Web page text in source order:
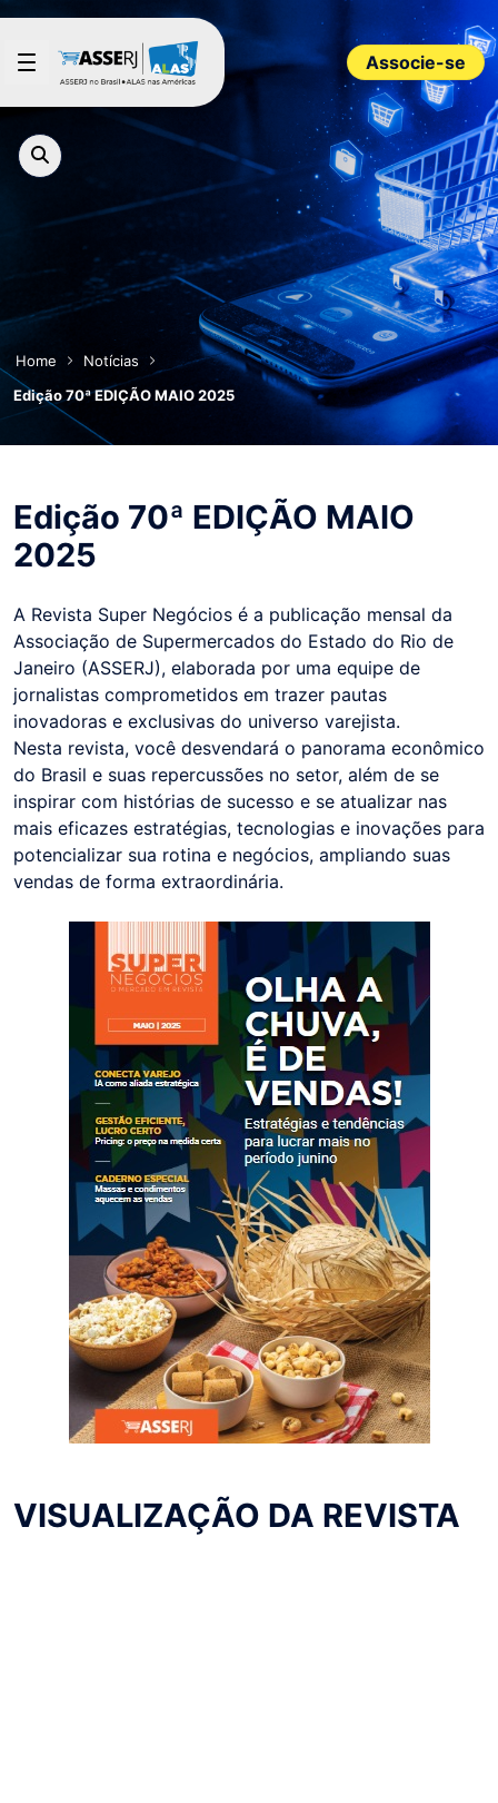
Pular para o Conteúdo principal
Associe-se
Home
Notícias
Edição 70ª EDIÇÃO MAIO 2025
Edição 70ª EDIÇÃO MAIO
2025
A Revista Super Negócios é a publicação mensal da
Associação de Supermercados do Estado do Rio de
Janeiro (ASSERJ), elaborada por uma equipe de
jornalistas comprometidos em trazer pautas
inovadoras e exclusivas do universo varejista.
Nesta revista, você desvendará o panorama econômico
do Brasil e suas repercussões no setor, além de se
inspirar com histórias de sucesso e se atualizar nas
mais eficazes estratégias, tecnologias e inovações para
potencializar sua rotina e negócios, ampliando suas
vendas de forma extraordinária.
VISUALIZAÇÃO DA REVISTA